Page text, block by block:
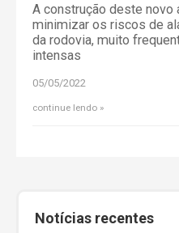
A construção deste
minimizar os riscos de
da rodovia, muito
intensas
05/05/2022
continue lendo
Notícias recentes